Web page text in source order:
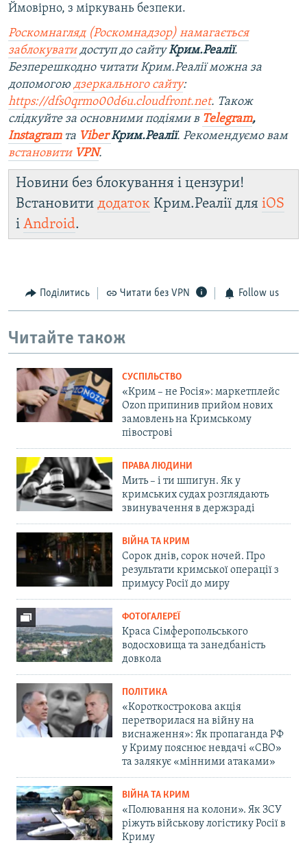
Ймовірно, з міркувань безпеки.
Роскомнагляд (Роскомнадзор) намагається
заблокуватидоступ до сайтуКрим.Реалії.
Безперешкодно читати Крим.Реалії можна за
допомогою дзеркального сайту:
https://dfs0qrmo00d6u.cloudfront.net. Також
слідкуйте за основними подіями в Telegram,
Instagramта ViberКрим.Реалії. Рекомендуємо вам
встановити VPN.
Новини без блокування і цензури!
Встановити додаток Крим.Реалії для iOS
і Android.
Поділитись Читати без VPN Follow us
Читайте також
СУСПІЛЬСТВО
«Крим – не Росія»: маркетплейс
Ozon припинив прийом нових
замовлень на Кримському
півострові
ПРАВА ЛЮДИНИ
Мить – і ти шпигун. Як у
кримських судах розглядають
звинувачення в держзраді
ВІЙНА ТА КРИМ
Сорок днів, сорок ночей. Про
результати кримської операції з
примусу Росії до миру
ФОТОГАЛЕРЕЇ
Краса Сімферопольського
водосховища та занедбаність
довкола
ПОЛІТИКА
«Короткострокова акція
перетворилася на війну на
виснаження»: Як пропаганда РФ
у Криму пояснює невдачі «СВО»
та залякує «мінними атаками»
ВІЙНА ТА КРИМ
«Полювання на колони». Як ЗСУ
ріжуть військову логістику Росії в
Криму